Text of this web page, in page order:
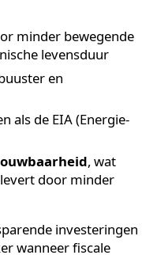
duurzame energie
traditionele
verschil heeft een
de energierekening
zijn er ook
minder
levensduur
en